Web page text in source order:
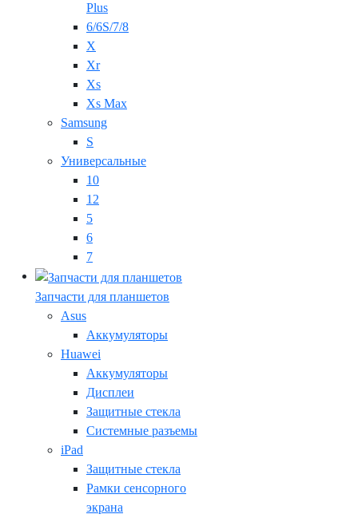
Plus
6/6S/7/8
X
Xr
Xs
Xs Max
Samsung
S
Универсальные
10
12
5
6
7
Запчасти для планшетов
Asus
Аккумуляторы
Huawei
Аккумуляторы
Дисплеи
Защитные стекла
Системные разъемы
iPad
Защитные стекла
Рамки сенсорного
экрана